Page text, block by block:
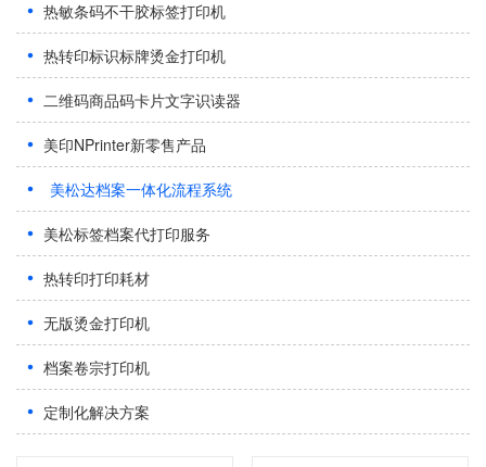
热敏条码不干胶标签打印机
热转印标识标牌烫金打印机
二维码商品码卡片文字识读器
美印NPrinter新零售产品
美松达档案一体化流程系统
美松标签档案代打印服务
热转印打印耗材
无版烫金打印机
档案卷宗打印机
定制化解决方案